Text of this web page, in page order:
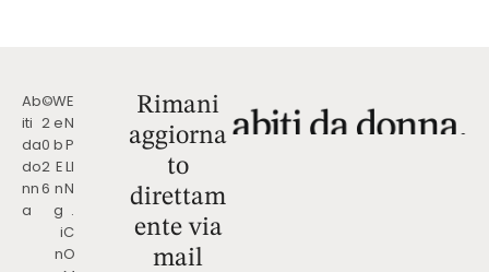
Ab
iti
da
do
nn
a
©
2
0
2
6
W
e
b
E
n
g
i
n
E
N
P
LI
N
.
C
O
Rimani
aggiorna
to
direttam
ente via
mail